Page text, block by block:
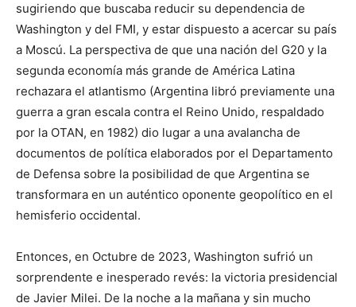
sugiriendo que buscaba reducir su dependencia de
Washington y del FMI, y estar dispuesto a acercar su país
a Moscú. La perspectiva de que una nación del G20 y la
segunda economía más grande de América Latina
rechazara el atlantismo (Argentina libró previamente una
guerra a gran escala contra el Reino Unido, respaldado
por la OTAN, en 1982) dio lugar a una avalancha de
documentos de política elaborados por el Departamento
de Defensa sobre la posibilidad de que Argentina se
transformara en un auténtico oponente geopolítico en el
hemisferio occidental.
Entonces, en Octubre de 2023, Washington sufrió un
sorprendente e inesperado revés: la victoria presidencial
de Javier Milei. De la noche a la mañana y sin mucho